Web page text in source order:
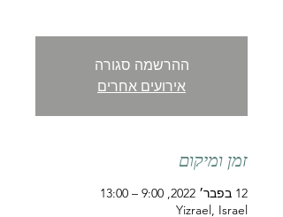
ההרשמה סגורה
אירועים אחרים
זמן ומיקום
12 בפבר׳ 2022, 9:00 – 13:00
Yizrael, Israel